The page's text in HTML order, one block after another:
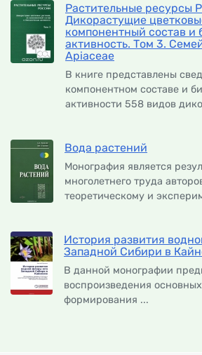
Растительные ресурсы
Дикорастущие
компонентный состав и
активность. Том 3.
Apiaceae
В книге представлены
компонентном составе и
активности 558 видов
Вода растений
Монография является
многолетнего труда
теоретическому и
История развития
Западной Сибири в
В данной монографии
воспроизведения
формирования ...